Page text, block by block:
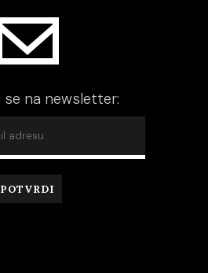
se na newsletter: